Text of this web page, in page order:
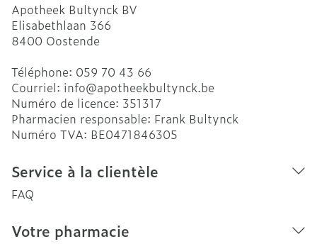
Apotheek Bultynck BV
Elisabethlaan 366
8400 Oostende
Téléphone: 059 70 43 66
Courriel: info@apotheekbultynck.be
Numéro de licence: 351317
Pharmacien responsable: Frank Bultynck
Numéro TVA: BE0471846305
Service à la clientèle
FAQ
Votre pharmacie